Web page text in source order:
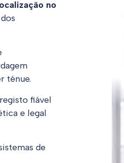
no
ténue.
fiável
e legal
de